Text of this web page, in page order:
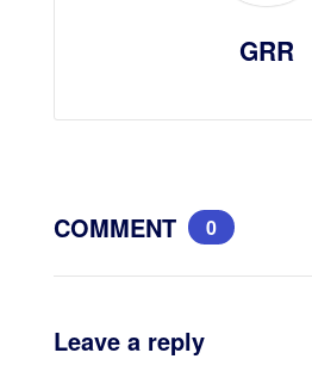
GRR
COMMENT 0
Leave a reply